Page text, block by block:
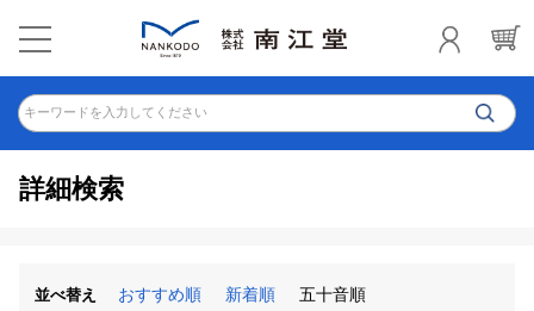
キーワードを入力してください
詳細検索
並べ替え おすすめ順 新着順 五十音順